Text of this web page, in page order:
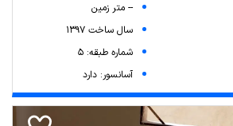
-- متر زمین
سال ساخت 1397
شماره طبقه: 5
آسانسور: دارد